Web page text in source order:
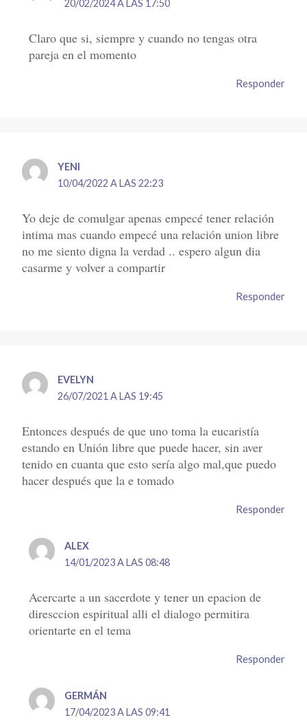
20/02/2024 A LAS 17:50
Claro que si, siempre y cuando no tengas otra
pareja en el momento
Responder
YENI
10/04/2022 A LAS 22:23
Yo deje de comulgar apenas empecé tener relación
intima mas cuando empecé una relación union libre
no me siento digna la verdad .. espero algun dia
casarme y volver a compartir
Responder
EVELYN
26/07/2021 A LAS 19:45
Entonces después de que uno toma la eucaristía
estando en Unión libre que puede hacer, sin aver
tenido en cuanta que esto sería algo mal,que puedo
hacer después que la e tomado
Responder
ALEX
14/01/2023 A LAS 08:48
Acercarte a un sacerdote y tener un epacion de
diresccion espiritual alli el dialogo permitira
orientarte en el tema
Responder
GERMÁN
17/04/2023 A LAS 09:41